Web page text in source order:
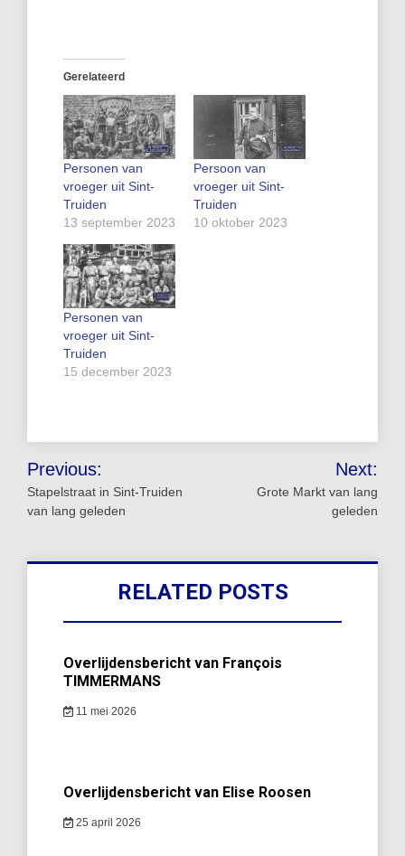
Gerelateerd
Personen van
vroeger uit Sint-
Truiden
13 september 2023
Persoon van
vroeger uit Sint-
Truiden
10 oktober 2023
Personen van
vroeger uit Sint-
Truiden
15 december 2023
Bericht
navigatie
Previous:
Stapelstraat in Sint-Truiden
van lang geleden
Next:
Grote Markt van lang
geleden
RELATED POSTS
Overlijdensbericht van François
TIMMERMANS
11 mei 2026
Overlijdensbericht van Elise Roosen
25 april 2026